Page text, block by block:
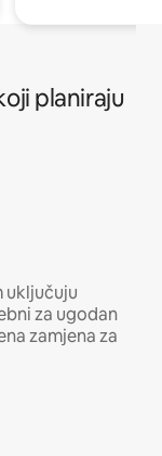
planiraju
uključuju
za ugodan
zamjena za